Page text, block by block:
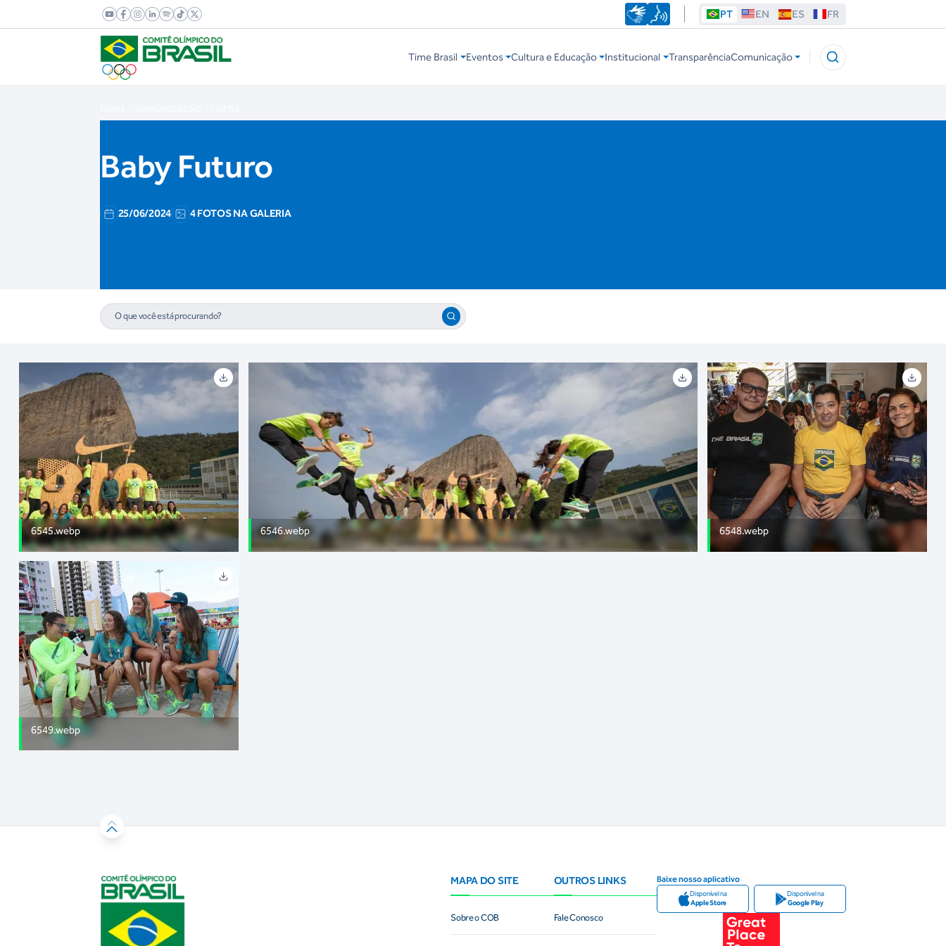
PT EN ES FR
Time Brasil Eventos Cultura e Educação Institucional TransparênciaComunicação
Baby Futuro
25/06/2024 4 FOTOS NA GALERIA
6545.webp 6546.webp 6548.webp
6549.webp
MAPA DO SITE
Sobre o COB
OUTROS LINKS
Fale Conosco
Baixe nosso aplicativo
Disponível na
Apple Store
Disponível na
Google Play